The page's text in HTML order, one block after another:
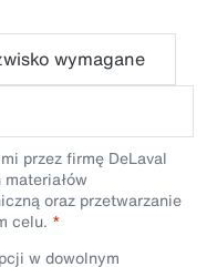
wymagane
przez firmę DeLaval
oraz przetwarzanie
celu.
w dowolnym